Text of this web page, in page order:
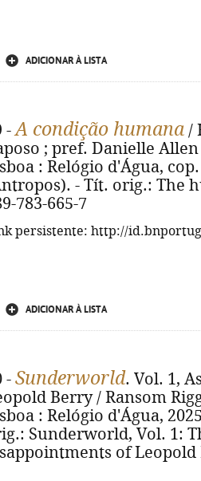
ADICIONAR À LISTA
-A condição humana /
; pref. Danielle
: Relógio d'Água,
- Tít. orig.: The
783-665-7
persistente: http://
ADICIONAR À LISTA
- Sunderworld. Vol. 1,
Berry / Ransom
: Relógio d'Água,
Sunderworld, Vol. 1:
of Leopold